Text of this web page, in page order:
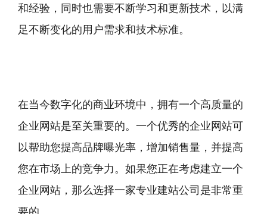
和经验，同时也需要不断学习和更新技术，以满
足不断变化的用户需求和技术标准。
在当今数字化的商业环境中，拥有一个高质量的
企业网站是至关重要的。一个优秀的企业网站可
以帮助您提高品牌曝光率，增加销售量，并提高
您在市场上的竞争力。如果您正在考虑建立一个
企业网站，那么选择一家专业建站公司是非常重
要的。